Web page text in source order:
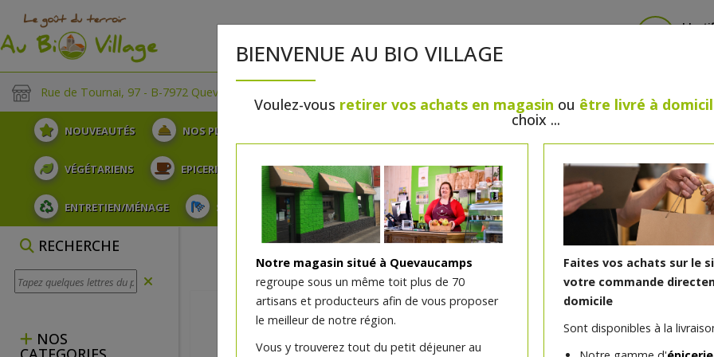
Rue de Tournai, 97 - B-7972 Quevaucamps
NOUVEAUTÉS NOS PLATEAUX
VÉGÉTARIENS EPICERIE PLATS TRAITEUR BOULANGERIE / PÂTISSERIE SANS GLUTEN, SANS
ENTRETIEN/MÉNAGE SOINS ET HYGIÈNE DU CORPS BEAUTÉ HUILES ESSENTIELLES MAISON
RECHERCHE
NOS
BIENVENUE AU BIO VILLAGE
Voulez-vous retirer vos achats en magasin ou être livré à
choix ...
Notre magasin situé à Quevaucamps
regroupe sous un même toit plus de 70
artisans et producteurs afin de vous proposer
le meilleur de notre région.
Vous y trouverez tout du petit déjeuner au
Faites vos achats sur le
votre commande
domicile
Sont disponibles à la
Graines de chia bio 300g